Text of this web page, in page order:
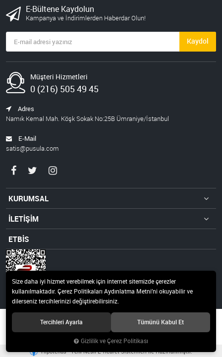
E-Bültene Kaydolun
Kampanya ve İndirimlerden Haberdar Olun!
Kaydol
Müşteri Hizmetleri
0 (216) 505 49 45
Adres
Namık Kemal Mah. Köşk Sokak No:25B Ümraniye/İstanbul
E-Mail
satis@pusula.com
KURUMSAL
İLETİŞİM
ETBİS
© 2019 Pusula 20 Teknoloji ve Yayıncılık A.Ş Tüm hakları saklıdır.
Hipotenüs Yeni Nesil E-Ticaret Sistemleri ile Hazırlanmıştır.
Size daha iyi hizmet verebilmek için internet sitemizde çerezler
kullanılmaktadır. Çerez Politikaları Aydınlatma Metni’ni okuyabilir ve
dilerseniz tercihlerinizi değiştirebilirsiniz.
Tercihleri Ayarla Tümünü Kabul Et
Gizlilik ve Çerez Politikası